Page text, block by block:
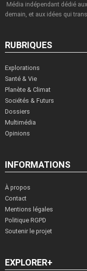
Média indépendant dédié
demain, et aux idées qui
RUBRIQUES
Explorations
Santé & Vie
Planète & Climat
Sociétés & Futurs
Dossiers
Multimédia
Opinions
INFORMATIONS
À propos
Contact
Mentions légales
Politique RGPD
Soutenir le projet
EXPLORER+